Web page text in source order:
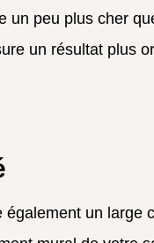
un peu plus cher
un résultat plus
également un large